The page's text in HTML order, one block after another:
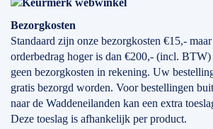
Bezorgkosten
Standaard zijn onze bezorgkosten €15,-
orderbedrag hoger is dan €200,- (incl.
geen bezorgkosten in rekening. Uw
gratis bezorgd worden. Voor bestellingen
naar de Waddeneilanden kan een extra
Deze toeslag is afhankelijk per product.